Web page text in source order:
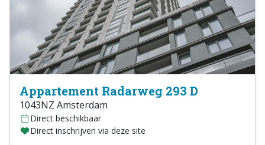
Appartement Radarweg 293 D
1043NZ Amsterdam
Direct beschikbaar
Direct inschrijven via deze site